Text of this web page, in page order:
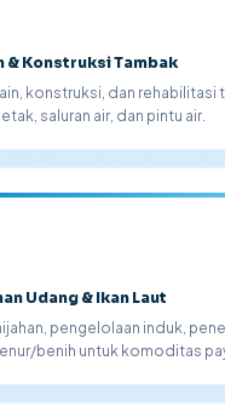
& Konstruksi Tambak
konstruksi, dan rehabilitasi
saluran air, dan pintu air.
Udang & Ikan Laut
pengelolaan induk,
benih untuk komoditas